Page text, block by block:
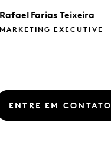
Rafael Farias Teixeira
MARKETING EXECUTIVE
ENTRE EM CONTATO